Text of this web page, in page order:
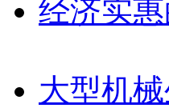
经济实
大型机